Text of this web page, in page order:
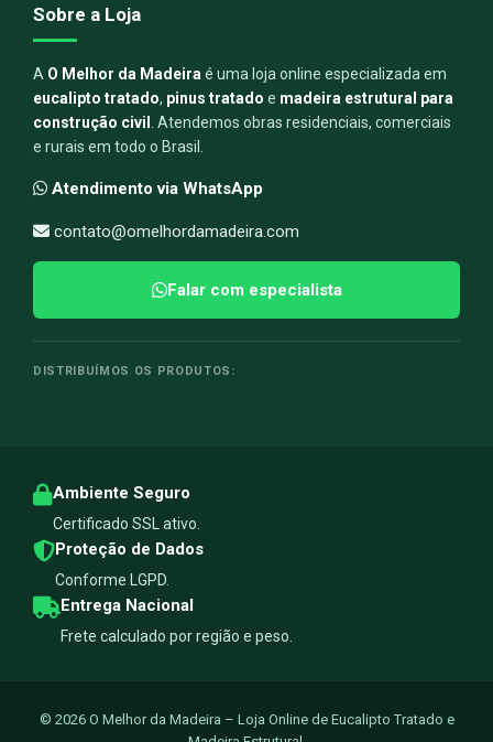
Sobre a Loja
A O Melhor da Madeira é uma loja online especializada em
eucalipto tratado, pinus tratado e madeira estrutural para
construção civil
. Atendemos obras residenciais, comerciais
e rurais em todo o Brasil.
Atendimento via WhatsApp
contato@omelhordamadeira.com
Falar com especialista
DISTRIBUÍMOS OS PRODUTOS:
Ambiente Seguro
Certificado SSL ativo.
Proteção de Dados
Conforme LGPD.